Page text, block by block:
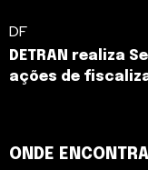
DF
DETRAN realiza
ações de
ONDE